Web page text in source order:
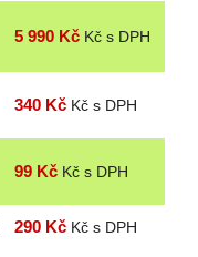
5 990 Kč Kč s DPH
340 Kč Kč s DPH
99 Kč Kč s DPH
290 Kč Kč s DPH